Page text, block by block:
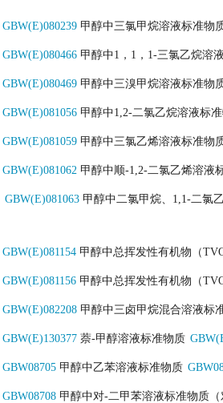
GBW(E)080239 甲醇中三氯甲烷溶液标准物
GBW(E)080466 甲醇中1，1，1-三氯乙烷溶
GBW(E)080469 甲醇中三溴甲烷溶液标准物
GBW(E)081056 甲醇中1,2-二氯乙烷溶液标
GBW(E)081059 甲醇中三氯乙烯溶液标准物
GBW(E)081062 甲醇中顺-1,2-二氯乙烯溶液
GBW(E)081063甲醇中二氯甲烷、1,1-二氯
GBW(E)081154 甲醇中总挥发性有机物（
GBW(E)081156 甲醇中总挥发性有机物（
GBW(E)082208 甲醇中三卤甲烷混合溶液标
GBW(E)130377 萘-甲醇溶液标准物质
GBW08705 甲醇中乙苯溶液标准物质
GBW08708 甲醇中对-二甲苯溶液标准物质（